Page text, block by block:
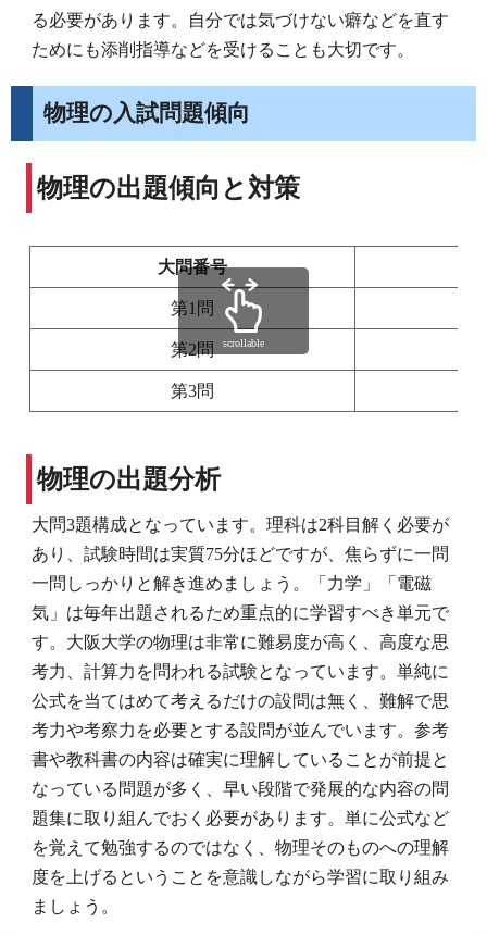
る必要があります。自分では気づけない癖などを直す
ためにも添削指導などを受けることも大切です。
物理の入試問題傾向
物理の出題傾向と対策
大問番号
第1問
第2問
第3問
scrollable
物理の出題分析
大問3題構成となっています。理科は2科目解く必要が
あり、試験時間は実質75分ほどですが、焦らずに一問
一問しっかりと解き進めましょう。「力学」「電磁
気」は毎年出題されるため重点的に学習すべき単元で
す。大阪大学の物理は非常に難易度が高く、高度な思
考力、計算力を問われる試験となっています。単純に
公式を当てはめて考えるだけの設問は無く、難解で思
考力や考察力を必要とする設問が並んでいます。参考
書や教科書の内容は確実に理解していることが前提と
なっている問題が多く、早い段階で発展的な内容の問
題集に取り組んでおく必要があります。単に公式など
を覚えて勉強するのではなく、物理そのものへの理解
度を上げるということを意識しながら学習に取り組み
ましょう。